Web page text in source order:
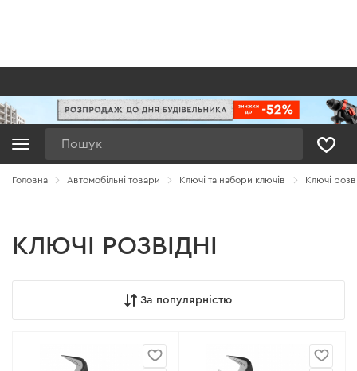
Головна Автомобільні товари Ключі та набори ключів Ключі
КЛЮЧІ РОЗВІДНІ
За популярністю